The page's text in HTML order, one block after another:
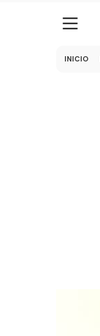
INICIO